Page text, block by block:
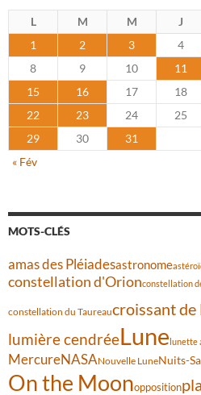
L M M J
1
2 3 4
8
9 10 11
15
16 17 18
22
23 24 25
29
30
31
« Fév
MOTS-CLÉS
amas des Pléiadesastronome
constellation d'Orionconstellation
constellation du Taureaucroissant de
lumière cendréeLune lunette
MercureNASANouvelle LuneNuits-
On the Moonopposition